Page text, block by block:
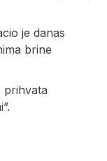
je danas
brine
prihvata